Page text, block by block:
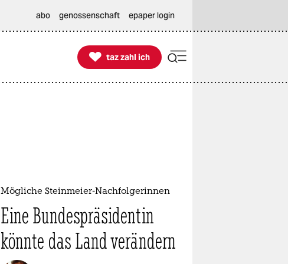
abo genossenschaft epaper login

taz zahl ich
taz zahl ich
Mögliche Steinmeier-Nachfolgerinnen
Eine Bundespräsidentin
könnte das Land verändern